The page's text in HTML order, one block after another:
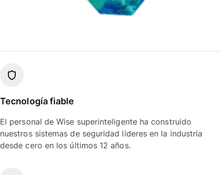
Tecnología fiable
El personal de Wise superinteligente ha construido
nuestros sistemas de seguridad líderes en la industria
desde cero en los últimos 12 años.